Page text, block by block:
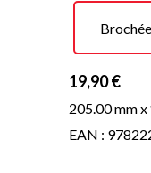
Brochée
19,90 €
205.00 mm x
EAN :